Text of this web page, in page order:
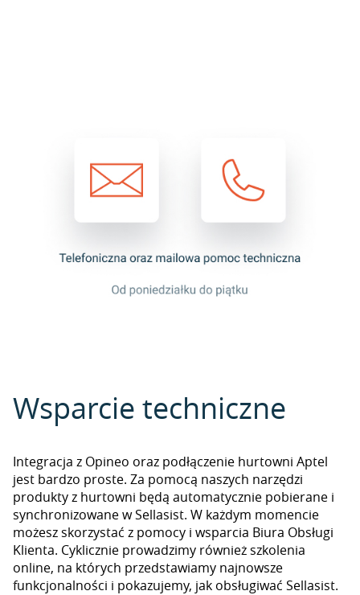
Wsparcie techniczne
Integracja z Opineo oraz podłączenie hurtowni Aptel
jest bardzo proste. Za pomocą naszych narzędzi
produkty z hurtowni będą automatycznie pobierane i
synchronizowane w Sellasist. W każdym momencie
możesz skorzystać z pomocy i wsparcia Biura Obsługi
Klienta. Cyklicznie prowadzimy również szkolenia
online, na których przedstawiamy najnowsze
funkcjonalności i pokazujemy, jak obsługiwać Sellasist.